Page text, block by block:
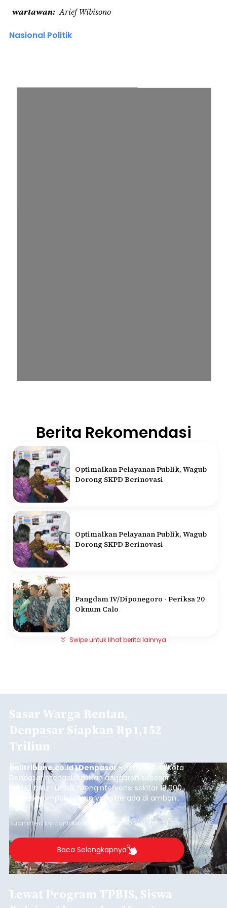
wartawan Arief Wibisono
Nasional Politik
Berita Rekomendasi
Optimalkan Pelayanan Publik, Wagub
Dorong SKPD Berinovasi
Optimalkan Pelayanan Publik, Wagub
Dorong SKPD Berinovasi
Pangdam IV/Diponegoro - Periksa 20
Oknum Calo
Swipe untuk lihat berita lainnya
Sasar Warga Rentan,
Denpasar Siapkan Rp1,152
Triliun
balitribune.co.id I Denpasar - Pemerintah Kota
Denpasar mengalokasikan anggaran sebesar
Rp1,152 triliun untuk mengintervensi sekitar 18.000
warga kelompok rentan yang berada di ambang
garis kemiskinan. Langkah strategis ini diambil
guna menjaga masyarakat yang berada pada
kelompok desil 5 dan 6 tersebut agar tidak
merosot ke kategori miskin.
Submitted by contributor Thu, 08/06/2026 - 21:31
Baca Selengkapnya
Lewat Program TPBIS, Siswa